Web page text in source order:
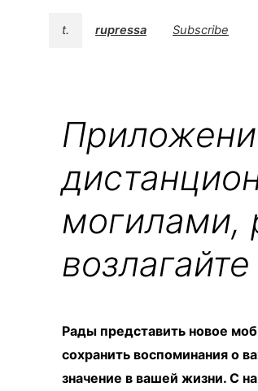
t. rupressa Subscribe
могилами,
Рады представить новое
сохранить воспоминания о
значение в вашей жизни. С